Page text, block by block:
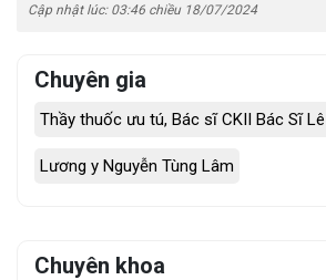
Cập nhật lúc: 03:46 chiều 18/07/2024
Chuyên gia
Thầy thuốc ưu tú, Bác sĩ CKII Bác Sĩ
Lương y Nguyễn Tùng Lâm
Chuyên khoa